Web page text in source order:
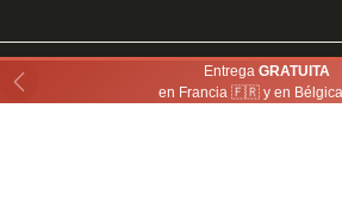
También disponible en
POR SU SALUD, COMA AL MENOS CINCO
Entrega GRATUITA
en Francia 🇫🇷 y en
Previous